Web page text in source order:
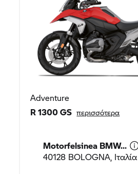
Adventure
R 1300 GS περισσότερα
Motorfelsinea BMW...
40128 BOLOGNA, Ιταλία